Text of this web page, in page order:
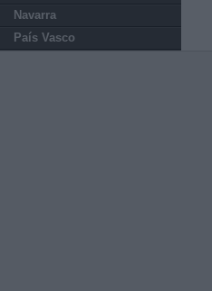
Navarra
País Vasco